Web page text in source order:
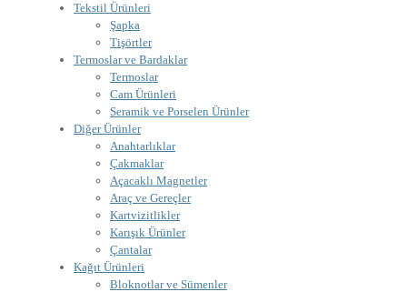
Tekstil Ürünleri
Şapka
Tişörtler
Termoslar ve Bardaklar
Termoslar
Cam Ürünleri
Seramik ve Porselen Ürünler
Diğer Ürünler
Anahtarlıklar
Çakmaklar
Açacaklı Magnetler
Araç ve Gereçler
Kartvizitlikler
Karışık Ürünler
Çantalar
Kağıt Ürünleri
Bloknotlar ve Sümenler